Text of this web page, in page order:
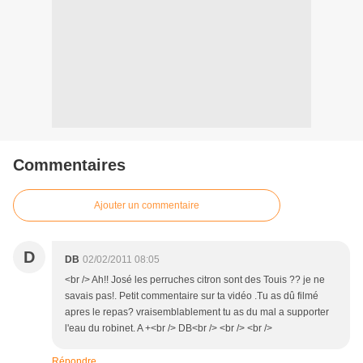
Commentaires
Ajouter un commentaire
D DB 02/02/2011 08:05
<br /> Ah!! José les perruches citron sont des Touis ?? je ne
savais pas!. Petit commentaire sur ta vidéo .Tu as dû filmé
apres le repas? vraisemblablement tu as du mal a supporter
l'eau du robinet. A +<br /> DB<br /> <br /> <br />